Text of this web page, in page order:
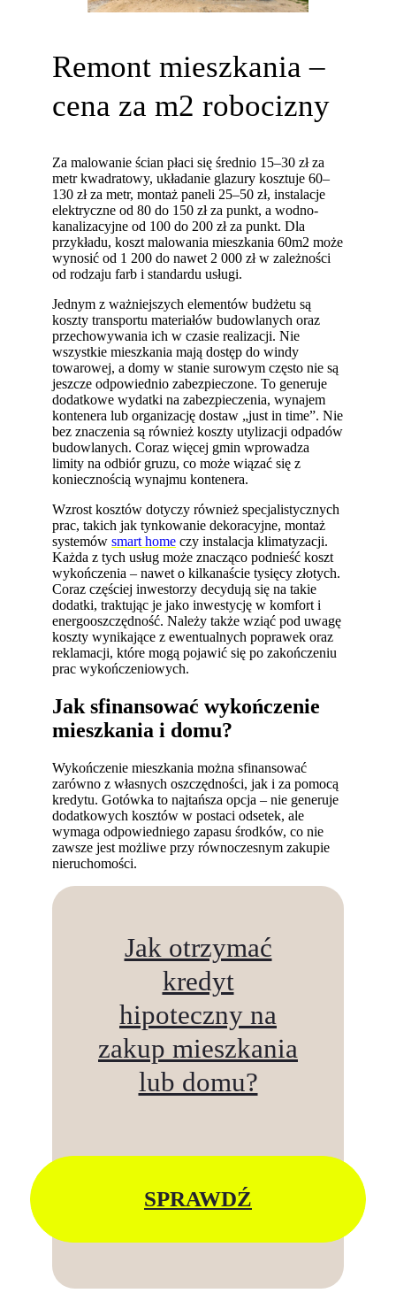
Remont mieszkania –
cena za m2 robocizny
Za malowanie ścian płaci się średnio 15–30 zł za
metr kwadratowy, układanie glazury kosztuje 60–
130 zł za metr, montaż paneli 25–50 zł, instalacje
elektryczne od 80 do 150 zł za punkt, a wodno-
kanalizacyjne od 100 do 200 zł za punkt. Dla
przykładu, koszt malowania mieszkania 60m2 może
wynosić od 1 200 do nawet 2 000 zł w zależności
od rodzaju farb i standardu usługi.
Jednym z ważniejszych elementów budżetu są
koszty transportu materiałów budowlanych oraz
przechowywania ich w czasie realizacji. Nie
wszystkie mieszkania mają dostęp do windy
towarowej, a domy w stanie surowym często nie są
jeszcze odpowiednio zabezpieczone. To generuje
dodatkowe wydatki na zabezpieczenia, wynajem
kontenera lub organizację dostaw „just in time”. Nie
bez znaczenia są również koszty utylizacji odpadów
budowlanych. Coraz więcej gmin wprowadza
limity na odbiór gruzu, co może wiązać się z
koniecznością wynajmu kontenera.
Wzrost kosztów dotyczy również specjalistycznych
prac, takich jak tynkowanie dekoracyjne, montaż
systemówsmart home czy instalacja klimatyzacji.
Każda z tych usług może znacząco podnieść koszt
wykończenia – nawet o kilkanaście tysięcy złotych.
Coraz częściej inwestorzy decydują się na takie
dodatki, traktując je jako inwestycję w komfort i
energooszczędność. Należy także wziąć pod uwagę
koszty wynikające z ewentualnych poprawek oraz
reklamacji, które mogą pojawić się po zakończeniu
prac wykończeniowych.
Jak sfinansować wykończenie
mieszkania i domu?
Wykończenie mieszkania można sfinansować
zarówno z własnych oszczędności, jak i za pomocą
kredytu. Gotówka to najtańsza opcja – nie generuje
dodatkowych kosztów w postaci odsetek, ale
wymaga odpowiedniego zapasu środków, co nie
zawsze jest możliwe przy równoczesnym zakupie
nieruchomości.
Jak otrzymać
kredyt
hipoteczny na
zakup mieszkania
lub domu?
SPRAWDŹ